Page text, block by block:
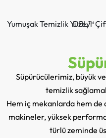
Yumuşak Temizlik Yüzeyi
DBL™
Süpürücülerimiz, büyük
temizlik
Hem iç mekanlarda hem de
makineler, yüksek
türlü zeminde